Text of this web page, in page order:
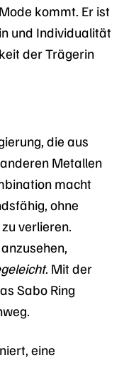
kommt. Er ist
und Individualität
der Trägerin
die aus
Metallen
macht
ohne
verlieren.
. Mit der
Sabo Ring
eine